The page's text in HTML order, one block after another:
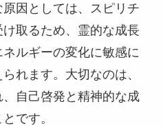
因としては、スピリチ
取るため、霊的な成長
ルギーの変化に敏感に
れます。大切なのは、
自己啓発と精神的な成
です。